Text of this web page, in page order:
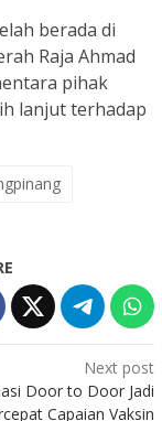
berada di
Raja Ahmad
pihak
lanjut terhadap
Next post
Door to Door Jadi
Capaian Vaksin